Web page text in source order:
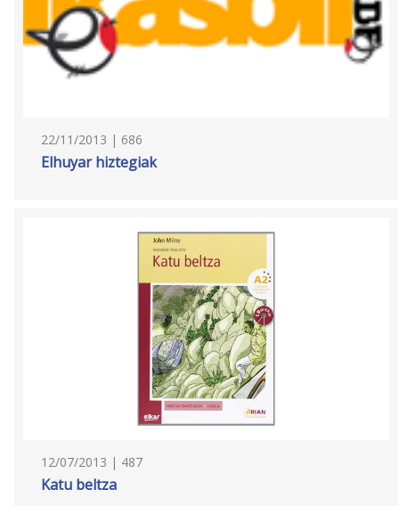
22/11/2013 | 686
Elhuyar hiztegiak
12/07/2013 | 487
Katu beltza